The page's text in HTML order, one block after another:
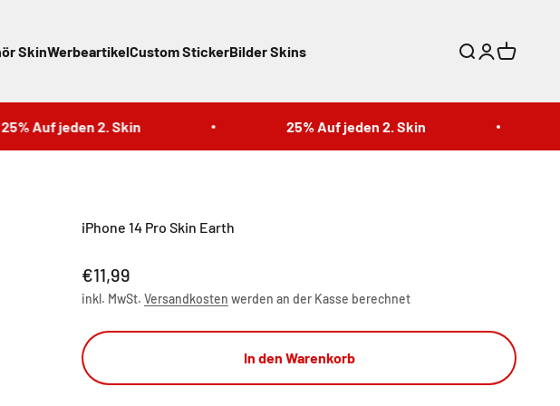
SkinWerbeartikelCustom StickerBilder Skins SucheAnmelden
Auf jeden 2. Skin 25% Auf jeden 2. Skin
iPhone 14 Pro Skin Earth
Angebot
€11,99
inkl. MwSt. Versandkosten werden an der Kasse berechnet
In den Warenkorb